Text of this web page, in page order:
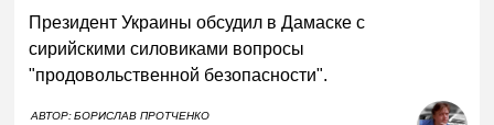
Президент Украины обсудил в Дамаске с
сирийскими силовиками вопросы
"продовольственной безопасности".
АВТОР:БОРИСЛАВ ПРОТЧЕНКО